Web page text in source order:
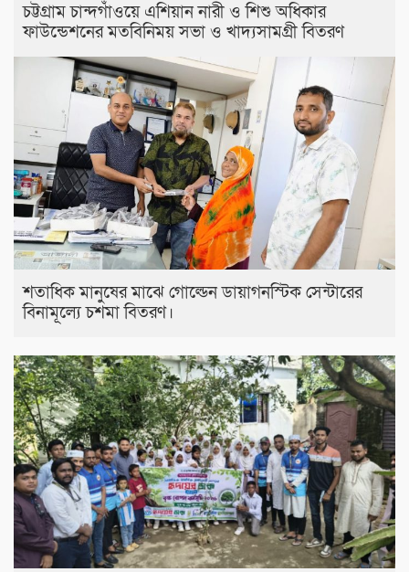
চট্টগ্রাম চান্দগাঁওয়ে এশিয়ান নারী ও শিশু অধিকার
ফাউন্ডেশনের মতবিনিময় সভা ও খাদ্যসামগ্রী বিতরণ
শতাধিক মানুষের মাঝে গোল্ডেন ডায়াগনস্টিক সেন্টারের
বিনামূল্যে চশমা বিতরণ।